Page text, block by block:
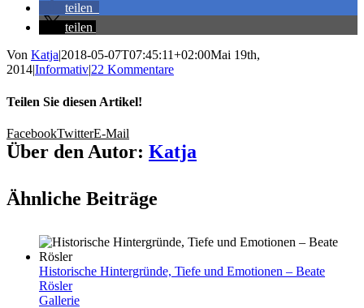
teilen
teilen
Von Katja|2018-05-07T07:45:11+02:00Mai 19th,
2014|Informativ|22 Kommentare
Teilen Sie diesen Artikel!
FacebookTwitterE-Mail
Über den Autor: Katja
Ähnliche Beiträge
Historische Hintergründe, Tiefe und Emotionen – Beate
Rösler
Gallerie